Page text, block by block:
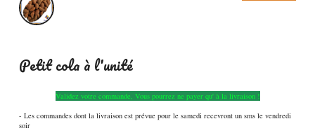
Petit cola à l'unité
Validez votre commande, Vous pourrez ne payer qu' à la livraison !
- Les commandes dont la livraison est prévue pour le samedi recevront un sms le vendredi
soir